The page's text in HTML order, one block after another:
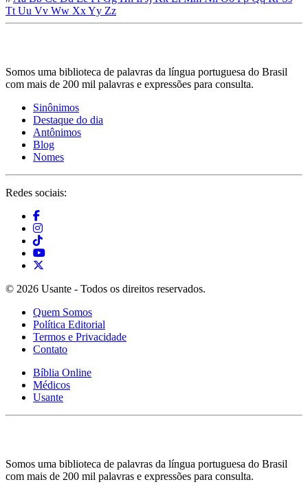
Tt Uu Vv Ww XxYy Zz
Somos uma biblioteca de palavras da língua portuguesa do Brasil
com mais de 200 mil palavras e expressões para consulta.
Sinônimos
Destaque do dia
Antônimos
Blog
Nomes
Redes sociais:
© 2026 Usante - Todos os direitos reservados.
Quem Somos
Política Editorial
Termos e Privacidade
Contato
Bíblia Online
Médicos
Usante
Somos uma biblioteca de palavras da língua portuguesa do Brasil
com mais de 200 mil palavras e expressões para consulta.